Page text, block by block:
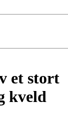
et stort
kveld